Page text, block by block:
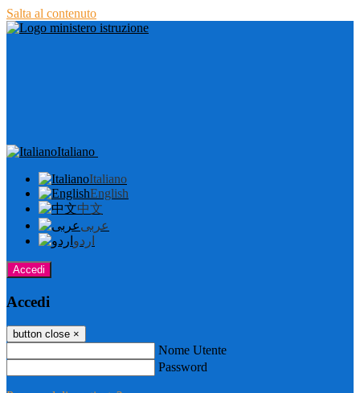
Salta al contenuto
Italiano
Italiano
English
中文
عربى
اردو
Accedi
Accedi
button close ×
Nome Utente
Password